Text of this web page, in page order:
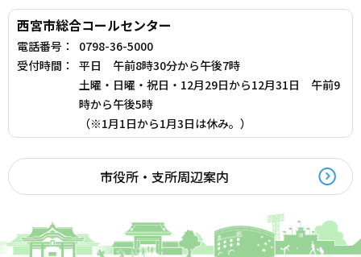
西宮市総合コールセンター
電話番号：
0798-36-5000
受付時間：
平日 午前8時30分から午後7時
土曜・日曜・祝日・12月29日から12月31日 午前9
時から午後5時
（※1月1日から1月3日は休み。）
市役所・支所周辺案内